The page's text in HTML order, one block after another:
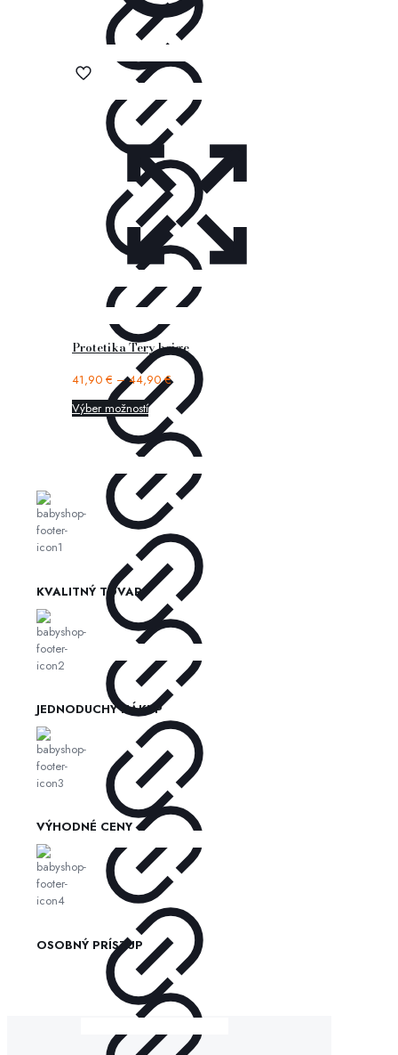
Protetika Tery beige
41,90 € –44,90€
Výber možností
KVALITNÝ TOVAR
JEDNODUCHÝ NÁKUP
VÝHODNÉ CENY
OSOBNÝ PRÍSTUP